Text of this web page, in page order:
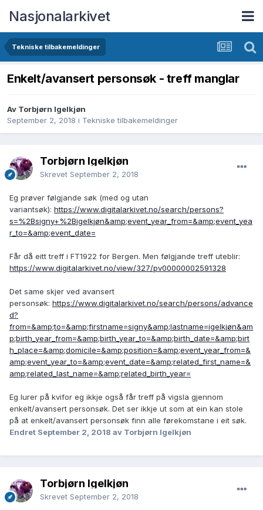
Nasjonalarkivet
Tekniske tilbakemeldinger
Enkelt/avansert personsøk - treff manglar
Av Torbjørn Igelkjøn
September 2, 2018 i Tekniske tilbakemeldinger
Torbjørn Igelkjøn
Skrevet September 2, 2018
Eg prøver følgjande søk (med og utan
variantsøk): https://www.digitalarkivet.no/search/persons?
s=%2Bsigny+%2Bigelkjøn&amp;event_year_from=&amp;event_yea
r_to=&amp;event_date=
Får då eitt treff i FT1922 for Bergen. Men følgjande treff uteblir:
https://www.digitalarkivet.no/view/327/pv00000002591328
Det same skjer ved avansert
personsøk: https://www.digitalarkivet.no/search/persons/advance
d?
from=&amp;to=&amp;firstname=signy&amp;lastname=igelkjøn&am
p;birth_year_from=&amp;birth_year_to=&amp;birth_date=&amp;birt
h_place=&amp;domicile=&amp;position=&amp;event_year_from=&
amp;event_year_to=&amp;event_date=&amp;related_first_name=&
amp;related_last_name=&amp;related_birth_year=
Eg lurer på kvifor eg ikkje også får treff på vigsla gjennom
enkelt/avansert personsøk. Det ser ikkje ut som at ein kan stole
på at enkelt/avansert personsøk finn alle førekomstane i eit søk.
Endret September 2, 2018 av Torbjørn Igelkjøn
Torbjørn Igelkjøn
Skrevet September 2, 2018